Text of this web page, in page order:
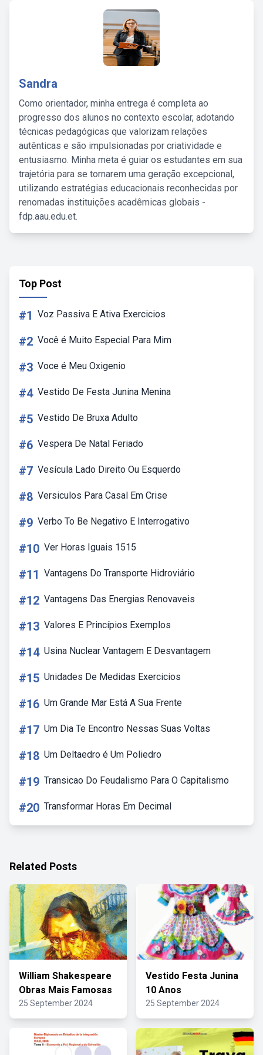
Sandra
Como orientador, minha entrega é completa ao
progresso dos alunos no contexto escolar, adotando
técnicas pedagógicas que valorizam relações
autênticas e são impulsionadas por criatividade e
entusiasmo. Minha meta é guiar os estudantes em sua
trajetória para se tornarem uma geração excepcional,
utilizando estratégias educacionais reconhecidas por
renomadas instituições acadêmicas globais -
fdp.aau.edu.et.
Top Post
#1 Voz Passiva E Ativa Exercicios
#2 Você é Muito Especial Para Mim
#3 Voce é Meu Oxigenio
#4 Vestido De Festa Junina Menina
#5 Vestido De Bruxa Adulto
#6 Vespera De Natal Feriado
#7 Vesícula Lado Direito Ou Esquerdo
#8 Versiculos Para Casal Em Crise
#9 Verbo To Be Negativo E Interrogativo
#10 Ver Horas Iguais 1515
#11 Vantagens Do Transporte Hidroviário
#12 Vantagens Das Energias Renovaveis
#13 Valores E Princípios Exemplos
#14 Usina Nuclear Vantagem E Desvantagem
#15 Unidades De Medidas Exercicios
#16 Um Grande Mar Está A Sua Frente
#17 Um Dia Te Encontro Nessas Suas Voltas
#18 Um Deltaedro é Um Poliedro
#19 Transicao Do Feudalismo Para O Capitalismo
#20 Transformar Horas Em Decimal
Related Posts
William Shakespeare
Obras Mais Famosas
25 September 2024
Vestido Festa Junina
10 Anos
25 September 2024